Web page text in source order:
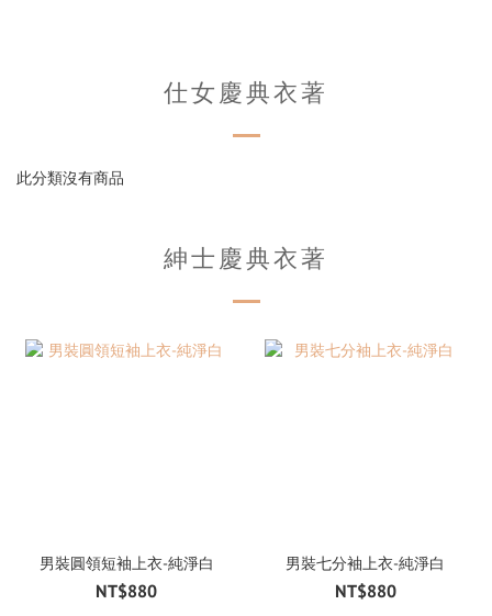
仕女慶典衣著
此分類沒有商品
紳士慶典衣著
男裝圓領短袖上衣-純淨白
NT$880
男裝七分袖上衣-純淨白
NT$880